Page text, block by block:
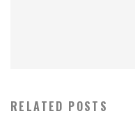
RELATED POSTS